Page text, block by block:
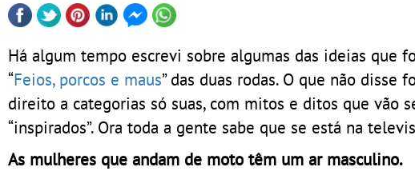
Há algum tempo escrevi sobre algumas das ideias que
“Feios, porcos e maus” das duas rodas. O que não
direito a categorias só suas, com mitos e ditos que vão
“inspirados”. Ora toda a gente sabe que se está na
As mulheres que andam de moto têm um ar masculino.